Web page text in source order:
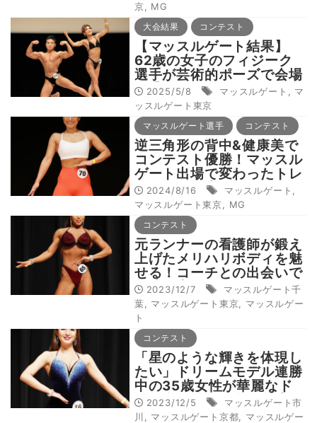
京
MG
大会結果 コンテスト
【マッスルゲート結果】
62歳の女子のフィジーク
選手が芸術的ポーズで会場
を沸かす！＝4.26マッス
ルゲート東京大会
2025/5/8 マッスルゲート
マ
ッスルゲート東京
マッスルゲート選手 コンテスト
逆三角形の背中&健康美で
コンテスト優勝！マッスル
ゲート出場で変わったトレ
ーニング人生
2024/8/16 マッスルゲート
マッスルゲート東京
MG
コンテスト
元ランナーの看護師が鍛え
上げたメリハリボディを魅
せる！コーチとの出会いで
急成長中
2023/12/7
マッスルゲート千
葉
マッスルゲート東京
マッスルゲー
ト
コンテスト
「星のような輝きを体現し
たい」ドリームモデル連勝
中の35歳女性が華麗なド
レス姿を披露！全てを注
ぎ、全国大会へ挑む
2023/12/5
マッスルゲート市
川
マッスルゲート京都
マッスルゲー